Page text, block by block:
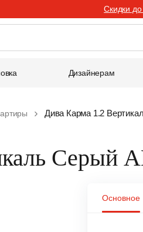
Скидки
Дизайнерам
Дива Карма 1.2
Серый
Основное